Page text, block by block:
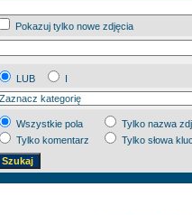
Pokazuj tylko nowe zdjęcia
LUB
I
Wszystkie pola
Tylko nazwa
Tylko komentarz
Tylko słowa